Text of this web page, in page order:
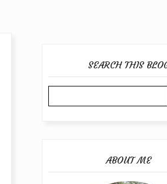
SEARCH THIS
ABOUT ME